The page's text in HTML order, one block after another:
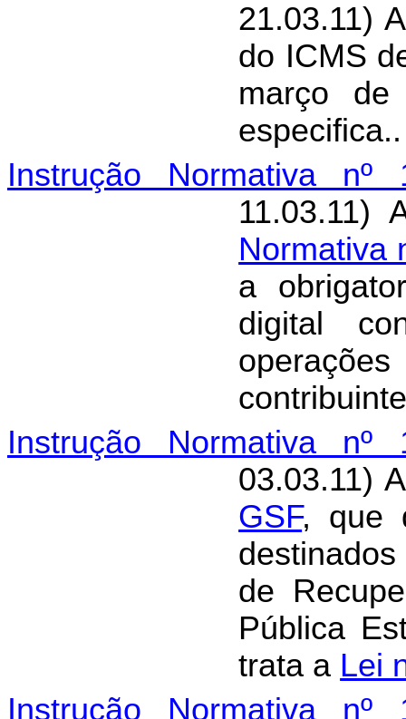
21.03.11)
do ICMS
março de
especifica..
Instrução Normativa nº
11.03.11)
Normativa
a
digital
Instrução Normativa nº
03.03.11)
GSF, que
de
Pública
trata a Lei
Instrução Normativa nº